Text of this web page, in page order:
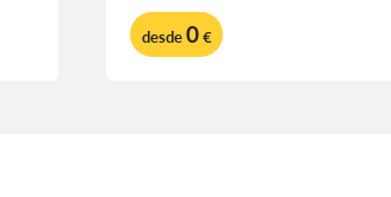
desde0€